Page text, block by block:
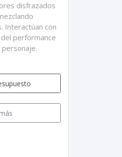
disfrazados
Interactúan con
performance
personaje.